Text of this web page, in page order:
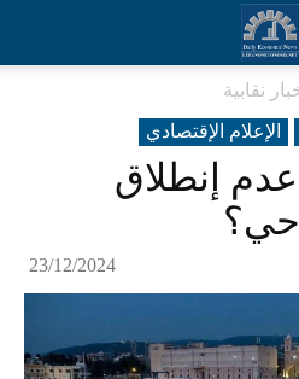
نقابية
الإعلام الإقتصادي
إنطلاق
23/12/2024